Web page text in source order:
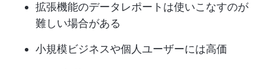
拡張機能のデータレポートは使いこなすのが
難しい場合がある
小規模ビジネスや個人ユーザーには高価